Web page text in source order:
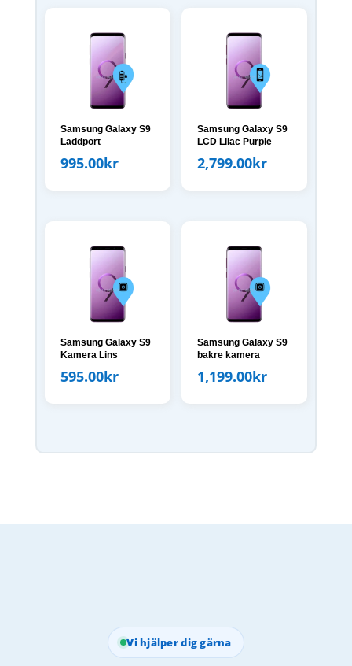
Samsung Galaxy S9
Laddport
995.00kr
Samsung Galaxy S9
LCD Lilac Purple
2,799.00kr
Samsung Galaxy S9
Kamera Lins
595.00kr
Samsung Galaxy S9
bakre kamera
1,199.00kr
Vi hjälper dig gärna